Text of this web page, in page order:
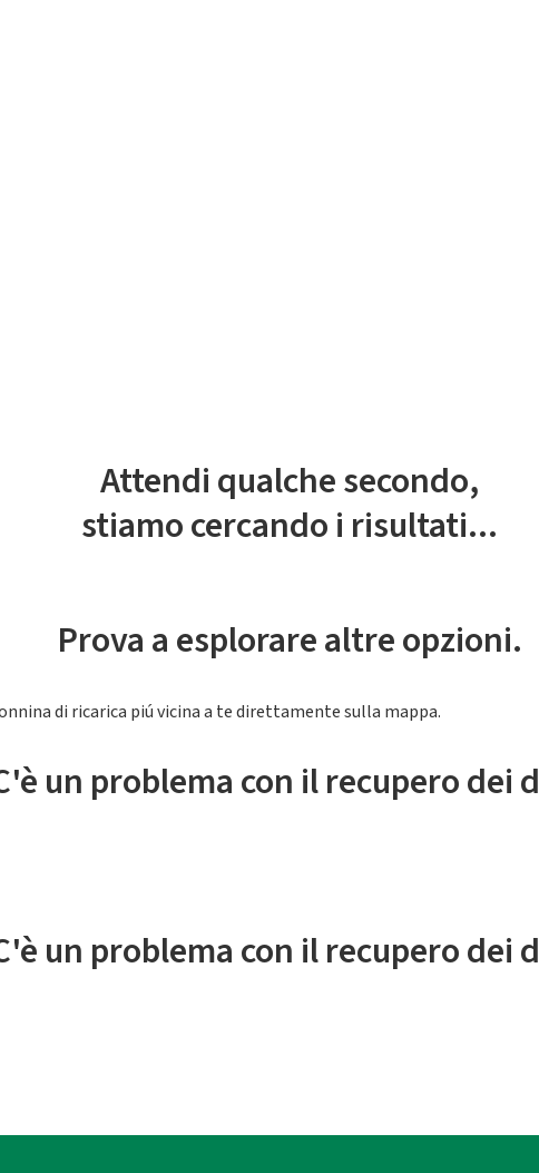
Attendi qualche secondo,
stiamo cercando i risultati...
Prova a esplorare altre opzioni.
di ricarica piú vicina a te direttamente sulla mappa.
un problema con il recupero dei
un problema con il recupero dei